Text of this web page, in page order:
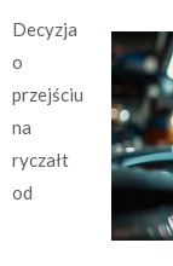
Decyzja
o
przejściu
na
ryczałt
od